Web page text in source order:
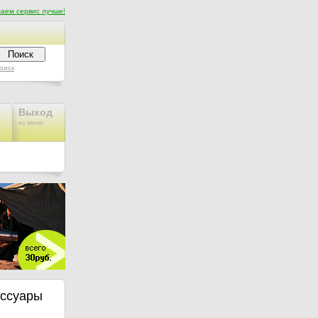
сервис лучше!
Выход
из меню